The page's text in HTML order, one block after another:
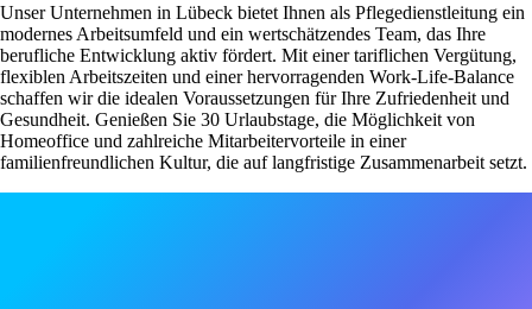
Unser Unternehmen in Lübeck bietet Ihnen als Pflegedienstleitung ein
modernes Arbeitsumfeld und ein wertschätzendes Team, das Ihre
berufliche Entwicklung aktiv fördert. Mit einer tariflichen Vergütung,
flexiblen Arbeitszeiten und einer hervorragenden Work-Life-Balance
schaffen wir die idealen Voraussetzungen für Ihre Zufriedenheit und
Gesundheit. Genießen Sie 30 Urlaubstage, die Möglichkeit von
Homeoffice und zahlreiche Mitarbeitervorteile in einer
familienfreundlichen Kultur, die auf langfristige Zusammenarbeit setzt.